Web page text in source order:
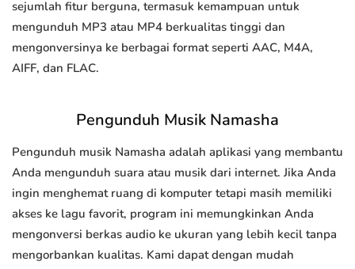
sejumlah fitur berguna, termasuk kemampuan untuk
mengunduh MP3 atau MP4 berkualitas tinggi dan
mengonversinya ke berbagai format seperti AAC, M4A,
AIFF, dan FLAC.
Pengunduh Musik Namasha
Pengunduh musik Namasha adalah aplikasi yang membantu
Anda mengunduh suara atau musik dari internet. Jika Anda
ingin menghemat ruang di komputer tetapi masih memiliki
akses ke lagu favorit, program ini memungkinkan Anda
mengonversi berkas audio ke ukuran yang lebih kecil tanpa
mengorbankan kualitas. Kami dapat dengan mudah